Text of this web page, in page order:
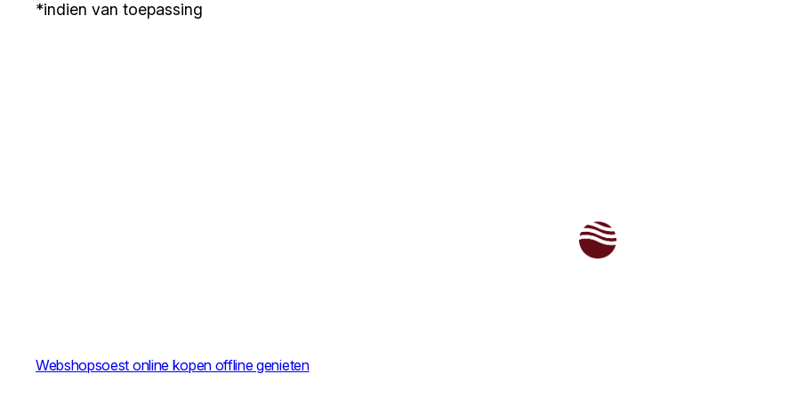
*indien van toepassing
Webshopsoest online kopen offline genieten